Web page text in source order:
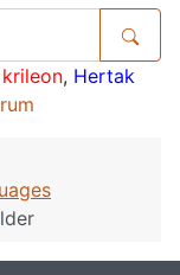
krileon, Hertak